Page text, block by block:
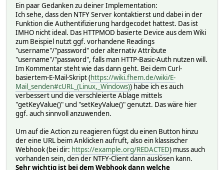
sub ntfyErrorSilent {
my ($msg, $tags) = @_;
$tags = defined $tags && length $tags ? ",$tags" :
ntfy($msg,2,"x".$tags)
}
sub ntfyOk {
my ($msg, $tags) = @_;
$tags = defined $tags && length $tags ? ",$tags" :
ntfy($msg,2,"white_check_mark".$tags)
}
Ein paar Gedanken zu deiner Implementation:
Ich sehe, dass den NTFY Server kontaktierst und dabei in der
Funktion die Authentifizierung hardgecodet hattest. Das ist
IMHO nicht ideal. Das HTTPMOD basierte Device aus dem Wiki
zum Beispiel nutzt ggf. vorhandene Readings
"username"/"password" oder alternativ Attribute
"username"/"password", falls man HTTP-Basic-Auth nutzen will.
Im Kommentar steht wie das dann geht. Bei dem Curl-
basiertem-E-Mail-Skript (https://wiki.fhem.de/wiki/E-
Mail_senden#cURL_(Linux,_Windows)) habe ich es auch
verbessert und die verschleierte Ablage mittels
"getKeyValue()" und "setKeyValue()" genutzt. Das wäre hier
ggf. auch sinnvoll anzuwenden.
Um auf die Action zu reagieren fügst du einen Button hinzu
der eine URL beim Anklicken aufruft, also ein klassischer
Webhook (bei dir: https://example.org/REDACTED) muss auch
vorhanden sein, den der NTFY-Client dann auslösen kann.
Sehr wichtig ist bei dem Webhook dann welche